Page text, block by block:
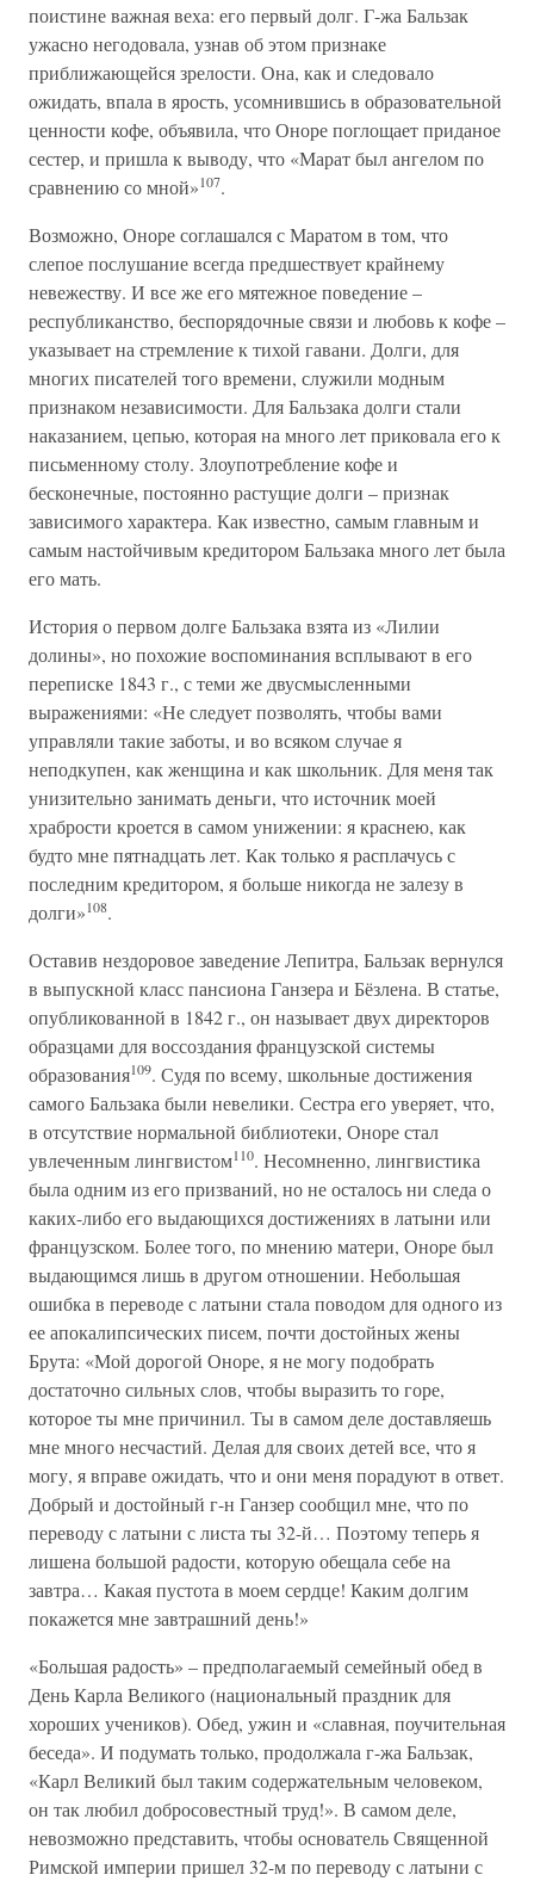
поистине важная веха: его первый долг. Г-жа Бальзак
ужасно негодовала, узнав об этом признаке
приближающейся зрелости. Она, как и следовало
ожидать, впала в ярость, усомнившись в образовательной
ценности кофе, объявила, что Оноре поглощает приданое
сестер, и пришла к выводу, что «Марат был ангелом по
сравнению со мной»107.
Возможно, Оноре соглашался с Маратом в том, что
слепое послушание всегда предшествует крайнему
невежеству. И все же его мятежное поведение –
республиканство, беспорядочные связи и любовь к кофе –
указывает на стремление к тихой гавани. Долги, для
многих писателей того времени, служили модным
признаком независимости. Для Бальзака долги стали
наказанием, цепью, которая на много лет приковала его к
письменному столу. Злоупотребление кофе и
бесконечные, постоянно растущие долги – признак
зависимого характера. Как известно, самым главным и
самым настойчивым кредитором Бальзака много лет была
его мать.
История о первом долге Бальзака взята из «Лилии
долины», но похожие воспоминания всплывают в его
переписке 1843 г., с теми же двусмысленными
выражениями: «Не следует позволять, чтобы вами
управляли такие заботы, и во всяком случае я
неподкупен, как женщина и как школьник. Для меня так
унизительно занимать деньги, что источник моей
храбрости кроется в самом унижении: я краснею, как
будто мне пятнадцать лет. Как только я расплачусь с
последним кредитором, я больше никогда не залезу в
долги»108.
Оставив нездоровое заведение Лепитра, Бальзак вернулся
в выпускной класс пансиона Ганзера и Бёзлена. В статье,
опубликованной в 1842 г., он называет двух директоров
образцами для воссоздания французской системы
образования109. Судя по всему, школьные достижения
самого Бальзака были невелики. Сестра его уверяет, что,
в отсутствие нормальной библиотеки, Оноре стал
увлеченным лингвистом110. Несомненно, лингвистика
была одним из его призваний, но не осталось ни следа о
каких-либо его выдающихся достижениях в латыни или
французском. Более того, по мнению матери, Оноре был
выдающимся лишь в другом отношении. Небольшая
ошибка в переводе с латыни стала поводом для одного из
ее апокалипсических писем, почти достойных жены
Брута: «Мой дорогой Оноре, я не могу подобрать
достаточно сильных слов, чтобы выразить то горе,
которое ты мне причинил. Ты в самом деле доставляешь
мне много несчастий. Делая для своих детей все, что я
могу, я вправе ожидать, что и они меня порадуют в ответ.
Добрый и достойный г-н Ганзер сообщил мне, что по
переводу с латыни с листа ты 32-й… Поэтому теперь я
лишена большой радости, которую обещала себе на
завтра… Какая пустота в моем сердце! Каким долгим
покажется мне завтрашний день!»
«Большая радость» – предполагаемый семейный обед в
День Карла Великого (национальный праздник для
хороших учеников). Обед, ужин и «славная, поучительная
беседа». И подумать только, продолжала г-жа Бальзак,
«Карл Великий был таким содержательным человеком,
он так любил добросовестный труд!». В самом деле,
невозможно представить, чтобы основатель Священной
Римской империи пришел 32-м по переводу с латыни с